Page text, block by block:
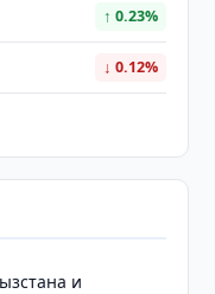
↑ 0.23%
↓ 0.12%
и